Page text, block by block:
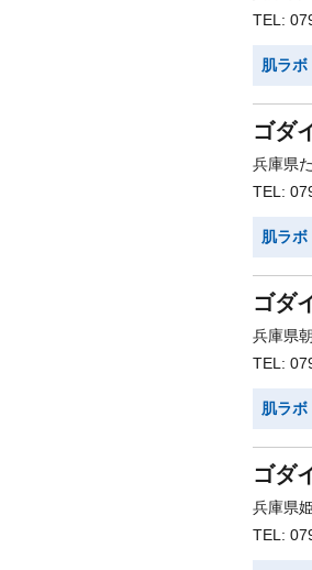
TEL:
肌ラ
ゴダ
兵庫県
TEL:
肌ラ
ゴダ
兵庫県
TEL:
肌ラ
ゴダ
兵庫県
TEL: